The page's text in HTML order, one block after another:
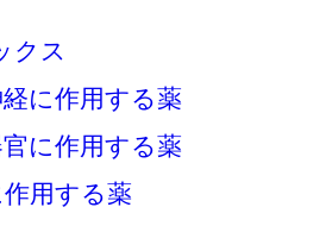
クス
に作用する薬
に作用する薬
用する薬